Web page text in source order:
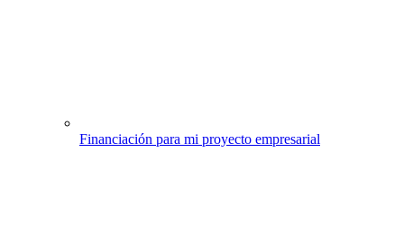
Financiación para mi proyecto empresarial